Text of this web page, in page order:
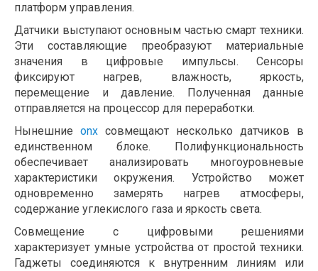
платформ управления.
Датчики выступают основным частью смарт техники.
Эти составляющие преобразуют материальные
значения в цифровые импульсы. Сенсоры
фиксируют нагрев, влажность, яркость,
перемещение и давление. Полученная данные
отправляется на процессор для переработки.
Нынешние onx совмещают несколько датчиков в
единственном блоке. Полифункциональность
обеспечивает анализировать многоуровневые
характеристики окружения. Устройство может
одновременно замерять нагрев атмосферы,
содержание углекислого газа и яркость света.
Совмещение с цифровыми решениями
характеризует умные устройства от простой техники.
Гаджеты соединяются к внутренним линиям или